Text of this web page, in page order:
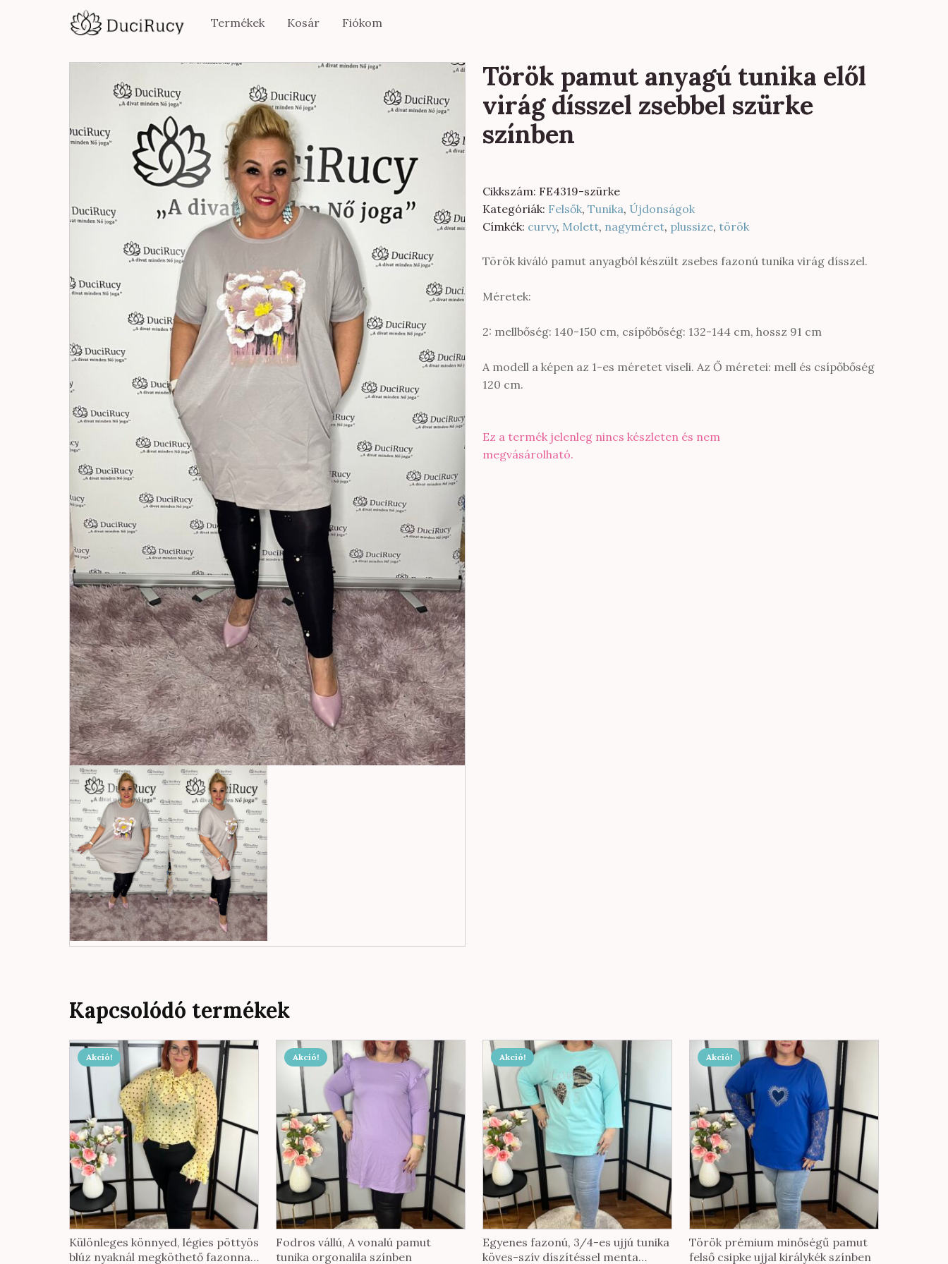
Termékek Kosár Fiókom
Török pamut anyagú tunika elől
virág dísszel zsebbel szürke
színben
Cikkszám: FE4319-szürke
Kategóriák: Felsők, Tunika, Újdonságok
Címkék: curvy, Molett, nagyméret, plussize, török
Török kiváló pamut anyagból készült zsebes fazonú tunika virág dísszel.
Méretek:
2: mellbőség: 140-150 cm, csípőbőség: 132-144 cm, hossz 91 cm
A modell a képen az 1-es méretet viseli. Az Ő méretei: mell és csípőbőség
120 cm.
Ez a termék jelenleg nincs készleten és nem
megvásárolható.
Kapcsolódó termékek
Akció!
Különleges könnyed, légies pöttyös
blúz nyaknál megköthető fazonnal
Akció!
Fodros vállú, A vonalú pamut
tunika orgonalila színben
Akció!
Egyenes fazonú, 3/4-es ujjú tunika
köves-szív díszítéssel menta
Akció!
Török prémium minőségű pamut
felső csipke ujjal királykék színben